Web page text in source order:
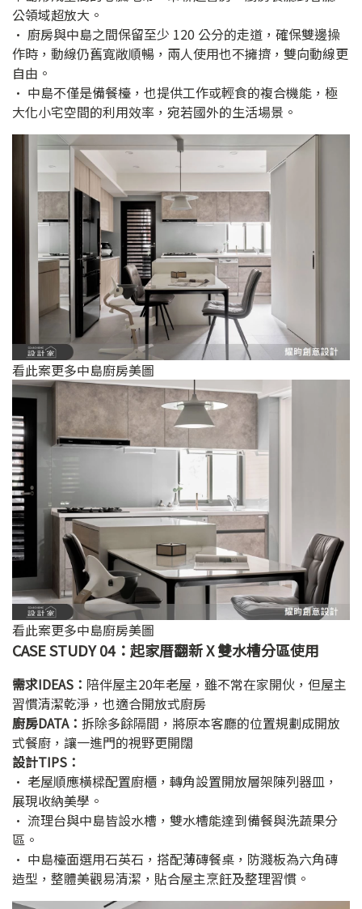
公領域超放大。
• 廚房與中島之間保留至少 120 公分的走道，確保雙邊操
作時，動線仍舊寬敞順暢，兩人使用也不擁擠，雙向動線更
自由。
• 中島不僅是備餐檯，也提供工作或輕食的複合機能，極
大化小宅空間的利用效率，宛若國外的生活場景。
看此案更多中島廚房美圖
看此案更多中島廚房美圖
CASE STUDY 04：起家厝翻新 X 雙水槽分區使用
需求IDEAS： 陪伴屋主20年老屋，雖不常在家開伙，但屋主
習慣清潔乾淨，也適合開放式廚房
廚房DATA： 拆除多餘隔間，將原本客廳的位置規劃成開放
式餐廚，讓一進門的視野更開闊
設計TIPS：
• 老屋順應橫樑配置廚櫃，轉角設置開放層架陳列器皿，
展現收納美學。
• 流理台與中島皆設水槽，雙水槽能達到備餐與洗蔬果分
區。
• 中島檯面選用石英石，搭配薄磚餐桌，防濺板為六角磚
造型，整體美觀易清潔，貼合屋主烹飪及整理習慣。